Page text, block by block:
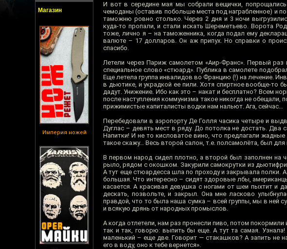
Магазин
Империя ножей
И вот в середине мая мы собрали вещички,
чемоданы (оставив побольше места под награбленное) и
таможню ровно столько. Через 2 дня и 3 ночи
куда-то пропали, и стали искать Шереметьево. Ворота
тоже, лично я – на таможенника, когда подал ему
валюте – 17 долларов. Он аж припух. Но справки о
спасибо.
Летели через Париж самолетом «Аир-Франс». Первый
специальное слово «стюард». Публика в самолете
Еще летела группа инвалидов во Францию (!) на лечение.
в дьютике, и украдкой ее пили. Хотя спиртное вообще-то
дадут. Унижение. Ибо как это – накат и бесплатно? Всем
после наступления коммунизма такое никогда не
прижимистые капиталисты водки нам нальют. Ага, сейчас…
Перебедовали в аэропорту Де Голля часика четыре и
Дуглас – девять мест в ряду. До потолка не достать.
Напитки! И не то кисловатое вино, что предлагали
такое скажу… Весь второй салон, т.е. полсамолёта, был для
В первом народ сидел плотно, а второй был заполнен на
рыло, рядом с окошком. Закурили самокрутки из
А тут еще стюардесса шла по проходу и закрывала полки.
большая. Что интересно – сидят здоровые лбы,
касается. А красивая девушка с ногами от шеи пыхтит и
дескать, позвольте, и закрыл. Она мне ласково
правдой, что то была наша сумка – всей группы, мы в ней
и всякую дрянь от народных промыслов.
А когда отлетели, нам раз пронесли пиво, потом
так и так, говорю: выпить бы еще. А тут та самая.
маленький – еще две. Говорит — стакашков? А запить не
его в воду, оно к тебе вернется».